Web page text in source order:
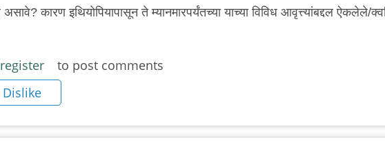
कारण इथियोपियापासून ते म्यानमारपर्यंतच्या याच्या विविध आवृत्त्यांबद्दल ऐकलेले/
register
to post comments
Dislike